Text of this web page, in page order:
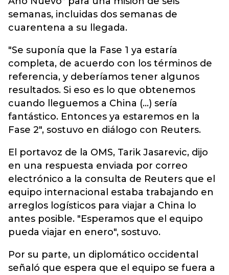
semanas, incluidas dos semanas de
cuarentena a su llegada.
"Se suponía que la Fase 1 ya estaría
completa, de acuerdo con los términos de
referencia, y deberíamos tener algunos
resultados. Si eso es lo que obtenemos
cuando lleguemos a China (...) sería
fantástico. Entonces ya estaremos en la
Fase 2", sostuvo en diálogo con Reuters.
El portavoz de la OMS, Tarik Jasarevic, dijo
en una respuesta enviada por correo
electrónico a la consulta de Reuters que el
equipo internacional estaba trabajando en
arreglos logísticos para viajar a China lo
antes posible. "Esperamos que el equipo
pueda viajar en enero", sostuvo.
Por su parte, un diplomático occidental
señaló que espera que el equipo se fuera a